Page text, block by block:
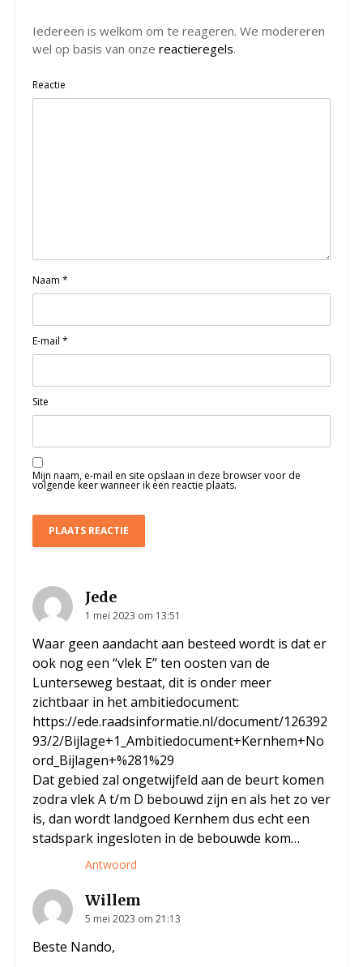
Iedereen is welkom om te reageren. We modereren
wel op basis van onze reactieregels.
Reactie
Naam *
E-mail *
Site
Mijn naam, e-mail en site opslaan in deze browser voor de
volgende keer wanneer ik een reactie plaats.
Jede
1 mei 2023 om 13:51
Waar geen aandacht aan besteed wordt is dat er
ook nog een “vlek E” ten oosten van de
Lunterseweg bestaat, dit is onder meer
zichtbaar in het ambitiedocument:
https://ede.raadsinformatie.nl/document/126392
93/2/Bijlage+1_Ambitiedocument+Kernhem+No
ord_Bijlagen+%281%29
Dat gebied zal ongetwijfeld aan de beurt komen
zodra vlek A t/m D bebouwd zijn en als het zo ver
is, dan wordt landgoed Kernhem dus echt een
stadspark ingesloten in de bebouwde kom…
Antwoord
Willem
5 mei 2023 om 21:13
Beste Nando,